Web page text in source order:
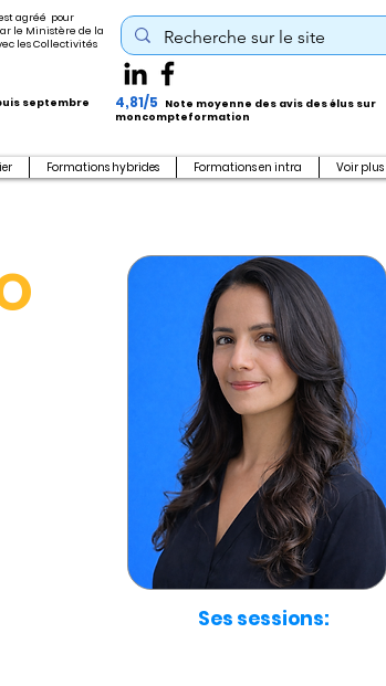
agréé pour
le Ministère de la
les Collectivités
septembre
4,81/5
Note moyenne des avis des élus sur
moncompteformation
Formations hybrides Formations en intra Voir plus
Ses sessions: